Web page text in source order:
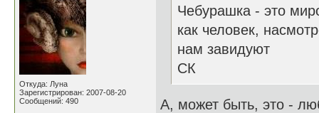
Откуда: Луна
Зарегистрирован: 2007-08-20
Сообщений: 490
Чебурашка - это
как человек,
нам завидуют
СК
А, может быть, это -